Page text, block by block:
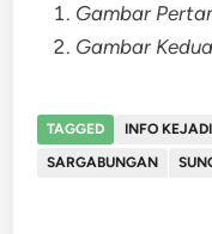
Gambar
Gambar
TAGGED INFO
SARGABUNGAN